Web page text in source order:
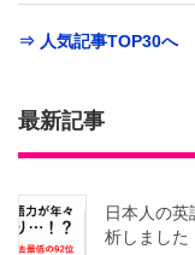
⇒ 人気記事TOP30へ
最新記事
日本人の
析しました